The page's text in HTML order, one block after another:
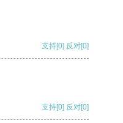
支持[0] 反对[0]
支持[0] 反对[0]